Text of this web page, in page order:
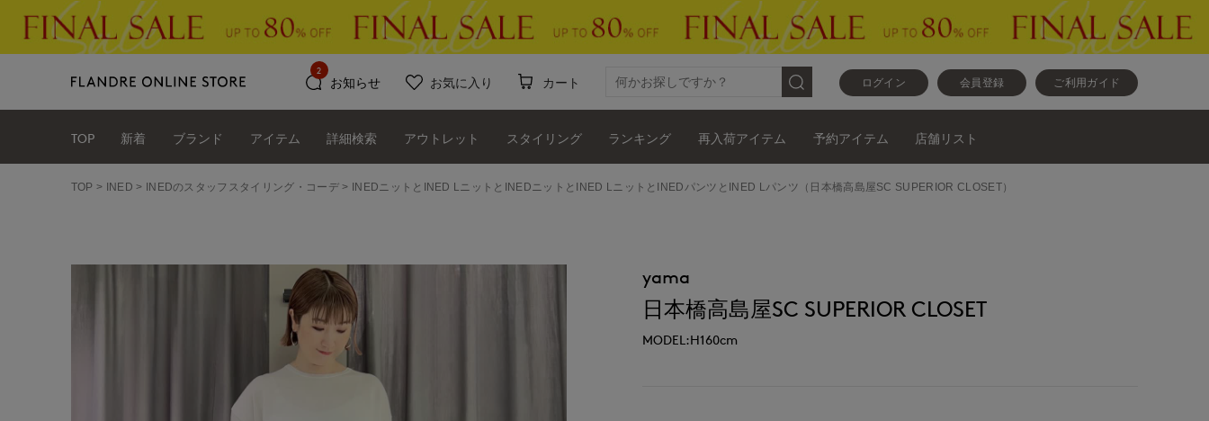
ログイン 会員登録 ご利用ガイド
お知らせ
2
お気に入り カート
TOP 新着 ブランド アイテム 詳細検索 アウトレット スタイリング ランキング 再入荷アイテム 予約アイテム 店舗リスト
TOP INED INEDのスタッフスタイリング・コーデ INEDニットとINED LニットとINEDニットとINED LニットとINEDパンツとINED Lパンツ（日本橋高島屋SC SUPERIOR CLOSET）
yama
日本橋高島屋SC SUPERIOR CLOSET
MODEL:H160cm